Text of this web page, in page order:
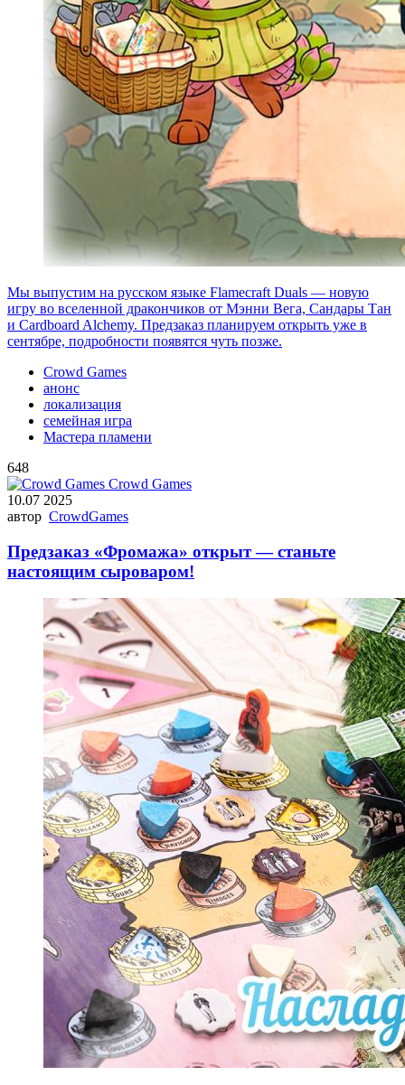
Мы выпустим на русском языке Flamecraft Duals — новую
игру во вселенной дракончиков от Мэнни Вега, Сандары Тан
и Cardboard Alchemy. Предзаказ планируем открыть уже в
сентябре, подробности появятся чуть позже.
Crowd Games
анонс
локализация
семейная игра
Мастера пламени
648
Crowd Games
10.07 2025
автор CrowdGames
Предзаказ «Фромажа» открыт — станьте
настоящим сыроваром!